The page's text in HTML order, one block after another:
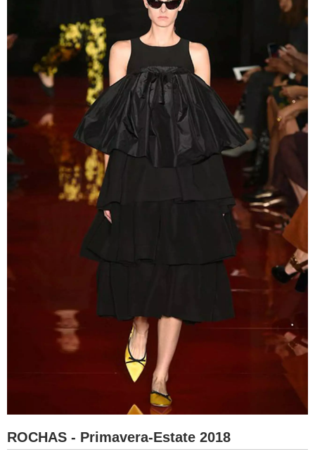
ROCHAS - Primavera-Estate 2018